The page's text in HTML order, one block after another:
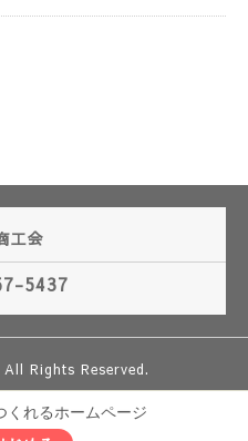
工会
5437
All Rights Reserved.
くれるホームページ